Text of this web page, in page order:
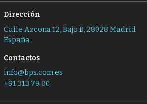
Dirección
Calle Azcona 12, Bajo B, 28028 Madrid
España
Contactos
info@bps.com.es
+91 313 79 00